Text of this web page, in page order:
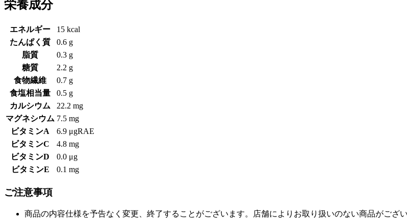
栄養成分
エネルギー
15 kcal
たんぱく質
0.6 g
脂質
0.3 g
糖質
2.2 g
食物繊維
0.7 g
食塩相当量
0.5 g
カルシウム
22.2 mg
マグネシウム 7.5 mg
ビタミンA
6.9 μgRAE
ビタミンC
4.8 mg
ビタミンD
0.0 μg
ビタミンE
0.1 mg
ご注意事項
商品の内容仕様を予告なく変更、終了することがございます。店舗によりお取り扱いのない商品がござい